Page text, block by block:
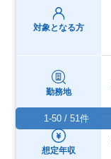
対象となる方
勤務地
想定年収
1-50 / 51件